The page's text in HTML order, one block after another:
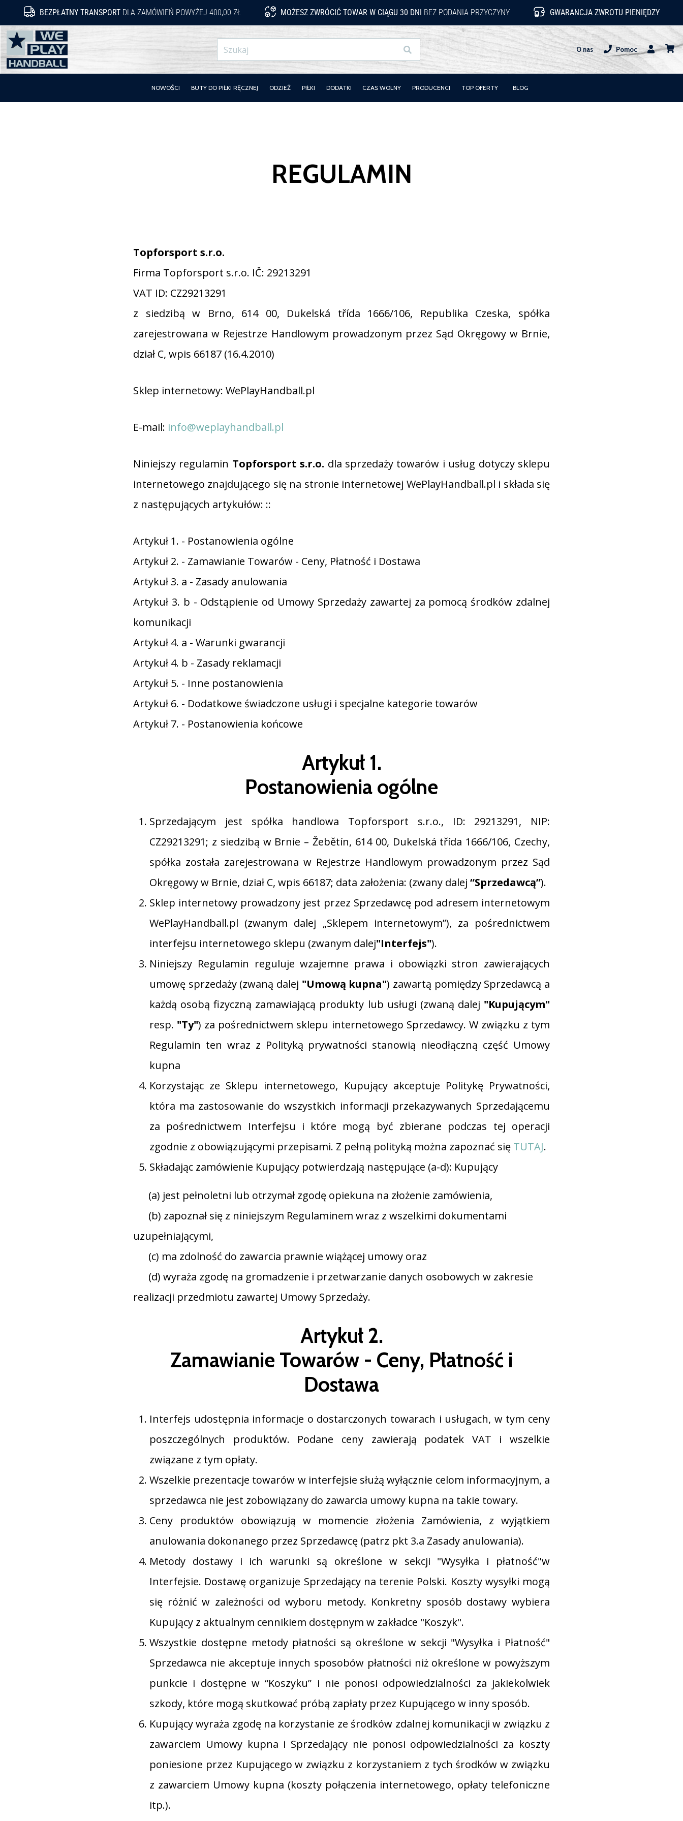
BEZPŁATNY TRANSPORT DLA ZAMÓWIEŃ POWYŻEJ 400,00 ZŁ MOŻESZ ZWRÓCIĆ TOWAR W CIĄGU 30 DNI BEZ PODANIA PRZYCZYNY GWARANCJA ZWROTU PIENIĘDZY
WePlayHandball.pl
Szukaj O nas
Pomoc
Użytkownik
NOWOŚCI BUTY DO PIŁKI RĘCZNEJ ODZIEŻ PIŁKI DODATKI CZAS WOLNY PRODUCENCI TOP OFERTY BLOG
REGULAMIN
Topforsport s.r.o.
Firma Topforsport s.r.o. IČ: 29213291
VAT ID: CZ29213291
z siedzibą w Brno, 614 00, Dukelská třída 1666/106, Republika Czeska, spółka
zarejestrowana w Rejestrze Handlowym prowadzonym przez Sąd Okręgowy w Brnie,
dział C, wpis 66187 (16.4.2010)
Sklep internetowy: WePlayHandball.pl
E-mail: info@weplayhandball.pl
Niniejszy regulamin Topforsport s.r.o. dla sprzedaży towarów i usług dotyczy sklepu
internetowego znajdującego się na stronie internetowej WePlayHandball.pl i składa się
z następujących artykułów: ::
Artykuł 1. - Postanowienia ogólne
Artykuł 2. - Zamawianie Towarów - Ceny, Płatność i Dostawa
Artykuł 3. a - Zasady anulowania
Artykuł 3. b - Odstąpienie od Umowy Sprzedaży zawartej za pomocą środków zdalnej
komunikacji
Artykuł 4. a - Warunki gwarancji
Artykuł 4. b - Zasady reklamacji
Artykuł 5. - Inne postanowienia
Artykuł 6. - Dodatkowe świadczone usługi i specjalne kategorie towarów
Artykuł 7. - Postanowienia końcowe
Artykuł 1.
Postanowienia ogólne
Sprzedającym jest spółka handlowa Topforsport s.r.o., ID: 29213291, NIP:
CZ29213291; z siedzibą w Brnie – Žebětín, 614 00, Dukelská třída 1666/106, Czechy,
spółka została zarejestrowana w Rejestrze Handlowym prowadzonym przez Sąd
Okręgowy w Brnie, dział C, wpis 66187; data założenia: (zwany dalej “Sprzedawcą”).
Sklep internetowy prowadzony jest przez Sprzedawcę pod adresem internetowym
WePlayHandball.pl (zwanym dalej „Sklepem internetowym”), za pośrednictwem
interfejsu internetowego sklepu (zwanym dalej"Interfejs").
Niniejszy Regulamin reguluje wzajemne prawa i obowiązki stron zawierających
umowę sprzedaży (zwaną dalej "Umową kupna") zawartą pomiędzy Sprzedawcą a
każdą osobą fizyczną zamawiającą produkty lub usługi (zwaną dalej "Kupującym"
resp. "Ty") za pośrednictwem sklepu internetowego Sprzedawcy. W związku z tym
Regulamin ten wraz z Polityką prywatności stanowią nieodłączną część Umowy
kupna
Korzystając ze Sklepu internetowego, Kupujący akceptuje Politykę Prywatności,
która ma zastosowanie do wszystkich informacji przekazywanych Sprzedającemu
za pośrednictwem Interfejsu i które mogą być zbierane podczas tej operacji
zgodnie z obowiązującymi przepisami. Z pełną polityką można zapoznać się TUTAJ.
Składając zamówienie Kupujący potwierdzają następujące (a-d): Kupujący
(a) jest pełnoletni lub otrzymał zgodę opiekuna na złożenie zamówienia,
(b) zapoznał się z niniejszym Regulaminem wraz z wszelkimi dokumentami
uzupełniającymi,
(c) ma zdolność do zawarcia prawnie wiążącej umowy oraz
(d) wyraża zgodę na gromadzenie i przetwarzanie danych osobowych w zakresie
realizacji przedmiotu zawartej Umowy Sprzedaży.
Artykuł 2.
Zamawianie Towarów - Ceny, Płatność i
Dostawa
Interfejs udostępnia informacje o dostarczonych towarach i usługach, w tym ceny
poszczególnych produktów. Podane ceny zawierają podatek VAT i wszelkie
związane z tym opłaty.
Wszelkie prezentacje towarów w interfejsie służą wyłącznie celom informacyjnym, a
sprzedawca nie jest zobowiązany do zawarcia umowy kupna na takie towary.
Ceny produktów obowiązują w momencie złożenia Zamówienia, z wyjątkiem
anulowania dokonanego przez Sprzedawcę (patrz pkt 3.a Zasady anulowania).
Metody dostawy i ich warunki są określone w sekcji "Wysyłka i płatność"w
Interfejsie. Dostawę organizuje Sprzedający na terenie Polski. Koszty wysyłki mogą
się różnić w zależności od wyboru metody. Konkretny sposób dostawy wybiera
Kupujący z aktualnym cennikiem dostępnym w zakładce "Koszyk".
Wszystkie dostępne metody płatności są określone w sekcji "Wysyłka i Płatność"
Sprzedawca nie akceptuje innych sposobów płatności niż określone w powyższym
punkcie i dostępne w “Koszyku” i nie ponosi odpowiedzialności za jakiekolwiek
szkody, które mogą skutkować próbą zapłaty przez Kupującego w inny sposób.
Kupujący wyraża zgodę na korzystanie ze środków zdalnej komunikacji w związku z
zawarciem Umowy kupna i Sprzedający nie ponosi odpowiedzialności za koszty
poniesione przez Kupującego w związku z korzystaniem z tych środków w związku
z zawarciem Umowy kupna (koszty połączenia internetowego, opłaty telefoniczne
itp.).